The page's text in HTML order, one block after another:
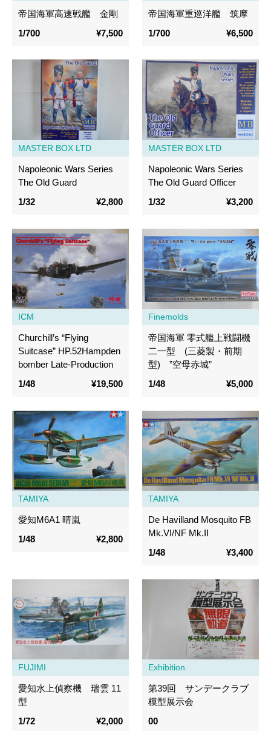
帝国海軍高速戦艦 金剛
1/700
¥7,500
帝国海軍重巡洋艦 筑摩
1/700
¥6,500
MASTER BOX LTD
Napoleonic Wars Series
The Old Guard
1/32
¥2,800
MASTER BOX LTD
Napoleonic Wars Series
The Old Guard Officer
1/32
¥3,200
ICM
Churchill’s “Flying
Suitcase” HP.52Hampden
bomber Late-Production
1/48
¥19,500
Finemolds
帝国海軍 零式艦上戦闘機
二一型 (三菱製・前期
型) ”空母赤城”
1/48
¥5,000
TAMIYA
愛知M6A1 晴嵐
1/48
¥2,800
TAMIYA
De Havilland Mosquito FB
Mk.VI/NF Mk.II
1/48
¥3,400
FUJIMI
愛知水上偵察機 瑞雲 11
型
1/72
¥2,000
Exhibition
第39回 サンデークラブ
模型展示会
00